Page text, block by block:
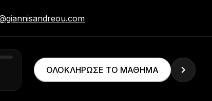
ΟΛΟΚΛΗΡΩΣΕ ΤΟ ΜΑΘΗΜΑ